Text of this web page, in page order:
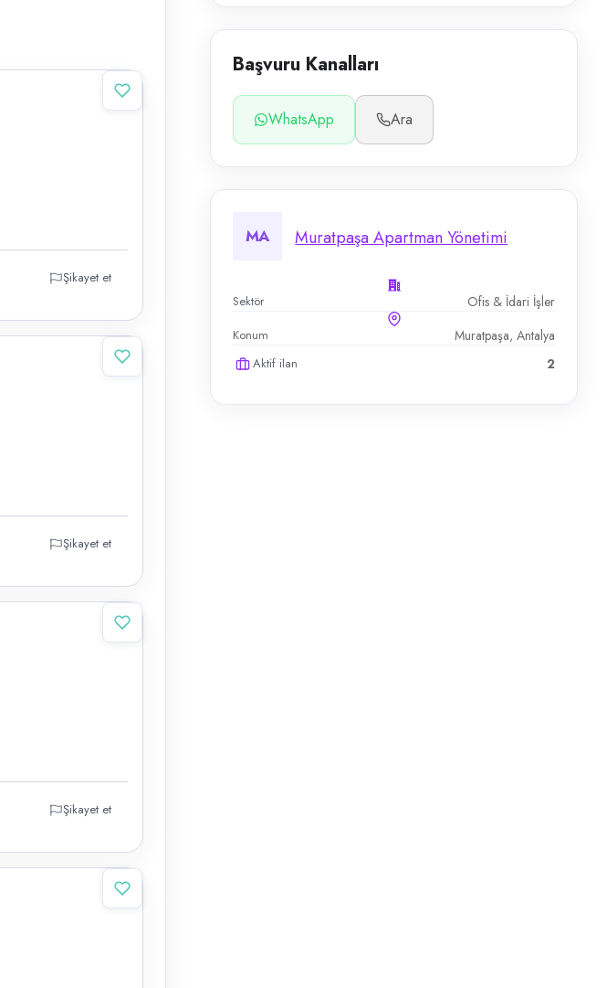
Başvuru Kanalları
WhatsApp Ara
MA Muratpaşa Apartman Yönetimi
Sektör Ofis & İdari İşler
Konum Muratpaşa, Antalya
Aktif ilan 2
Şikayet et
Şikayet et
Şikayet et